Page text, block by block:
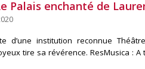
Palais enchanté de
d’une institution reconnue
tire sa révérence. ResMusica :